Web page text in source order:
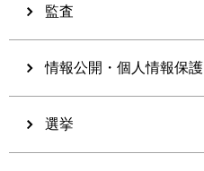
監査
情報公開・個人情報保護
選挙